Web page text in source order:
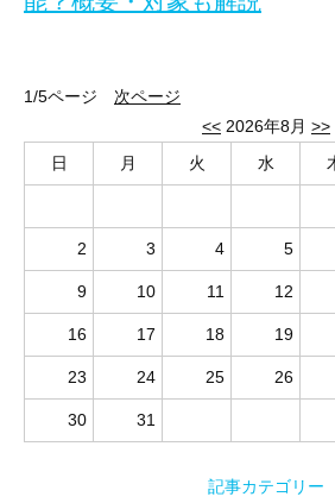
<< 2026年8月 >>
日
月 火 水
2 3 4 5
9 10 11 12
16 17 18 19
23 24 25 26
30 31
記事カテゴリー
2. 建売住宅を購入する前の注意点
埼玉県所沢市・狭山市・入間市周辺で建
2-1. 物件価格と追加費用を確認する
建売住宅を購入する前には、物件価格
1.GX志向型住宅とは？
GX志向型住宅とは、省エネと再生可能
環境への配慮と日々の生活の快適さを
1-1.GX志向型住宅の定義
GX志向型住宅は、GX（グリーントラ
共働きであれば、ペアローンを活用して
一方で、出産や育児によって収入が変
1-2.第一子の妊娠や出産を迎えたタ
第一子の妊娠や出産は、住まいに求める
特に戸建て住宅では、子どもの泣き声や
4. 売却を急ぎすぎない方がよいケ
5. 住宅ローンが残っている場合の
7. 所沢市・狭山市・入間市で売
8. 離婚時の自宅売却の流れ
9. 今動くべき人・慎重に進めた
10. 相談先ごとの役割を整理して
11. よくある質問（FAQ）
デッドスペースを徹底的に有効
家族構成や将来のライフスタ
生活音や家族間のプライバシー
忘れずに耐震性も考慮する
1.延べ床面積30坪とは？
30坪の家という表現はよく使われます
冷暖房効率が向上し光熱費を大
遮音性が高く静かな住環境を実
補助金や税制優遇などの恩恵を
将来にわたって高い資産価値を
CO2排出量を削減し地球環境の
断熱等級6・7の家を建てるデメリッ
建築にかかる初期費用が高くな
緻密な換気計画と気密性の確保
夏場の室温上昇を防ぐ日射遮蔽
長期優良住宅
カーボンニュートラルを目指した住
高い断熱性と省エネ性能により
一年中快適な室温が保たれヒ
まとめ
1. カーボンニュートラルとは
住宅購入に必要な初期費用の目安
登記費用
不動産取得税
固定資産税・都市計画税
火災保険料・地震保険料
住宅ローン諸費用
住宅の購入後にかかる費用
まとめ
1. 住宅購入に必要な初期費用の目
■目次
夫婦がそれぞれにペアローンを
収入合算契約（連帯保証型）で
共働き夫婦が一緒に住宅ローンを組
負担額と持分割合の不一致によ
片方の収入減少に伴う返済計画
離婚後も継続する返済義務と金
住宅取得やリフォームを検討しているも
当記事では、2024年の子育てエコホー
■目次
注文住宅の新築
新築分譲住宅の購入
リフォーム
2025年からは子育てグリーン住宅支
1/5ページ 次ページ